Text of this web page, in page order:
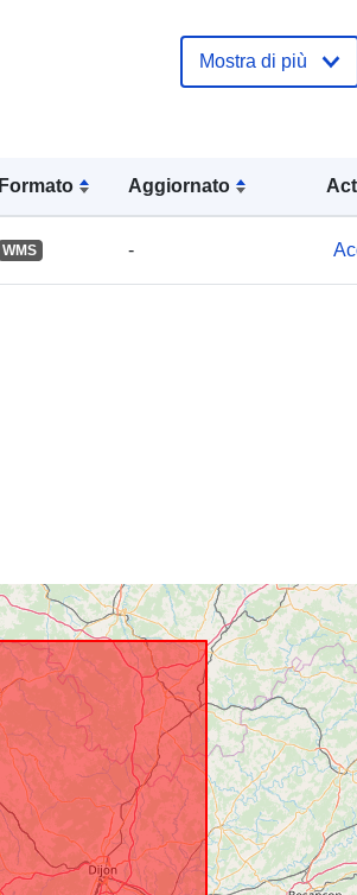
Formato Aggiornato
WMS -
catalogo:
uriRef:
Tipo:
Mostra di più